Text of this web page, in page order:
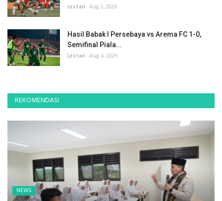
Lestari Aug 3, 2026
Hasil Babak I Persebaya vs Arema FC 1-0,
Semifinal Piala...
Lestari Aug 4, 2026
REKOMENDASI
NEWS